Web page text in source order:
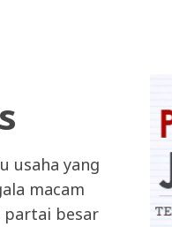
usaha yang
macam
besar